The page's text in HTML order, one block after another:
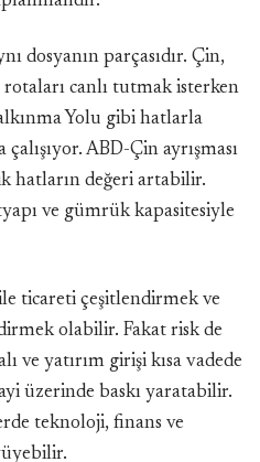
dosyanın parçasıdır. Çin,
canlı tutmak isterken
Yolu gibi hatlarla
ABD-Çin ayrışması
hatların değeri artabilir.
ve gümrük kapasitesiyle
ticareti çeşitlendirmek ve
olabilir. Fakat risk de
ve yatırım girişi kısa vadede
üzerinde baskı yaratabilir.
teknoloji, finans ve